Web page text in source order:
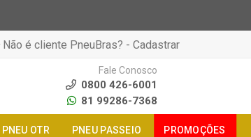
Não é cliente PneuBras? - Cadastrar
Fale Conosco
0800 426-6001
81 99286-7368
PNEU OTR PNEU PASSEIO PROMOÇÕES